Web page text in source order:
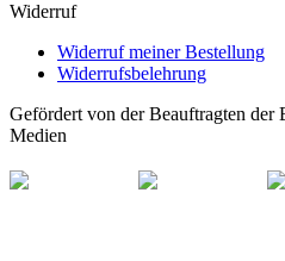
Widerruf
Widerruf meiner Bestellung
Widerrufsbelehrung
Gefördert von der Beauftragten
Medien